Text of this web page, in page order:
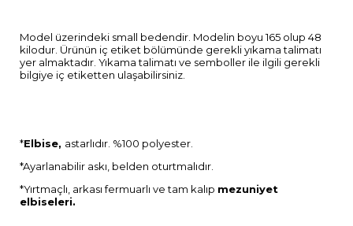
Model üzerindeki small bedendir. Modelin boyu 165 olup 48
kilodur. Ürünün iç etiket bölümünde gerekli yıkama talimatı
yer almaktadır. Yıkama talimatı ve semboller ile ilgili gerekli
bilgiye iç etiketten ulaşabilirsiniz.
*Elbise, astarlıdır. %100 polyester.
*Ayarlanabilir askı, belden oturtmalıdır.
*Yırtmaçlı, arkası fermuarlı ve tam kalıp mezuniyet
elbiseleri.